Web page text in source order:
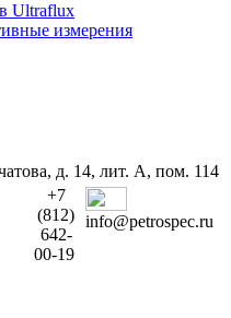
Ultraflux
измерения
д. 14, лит. А, пом. 114
+7
(812)
642-
00-19
info@petrospec.ru